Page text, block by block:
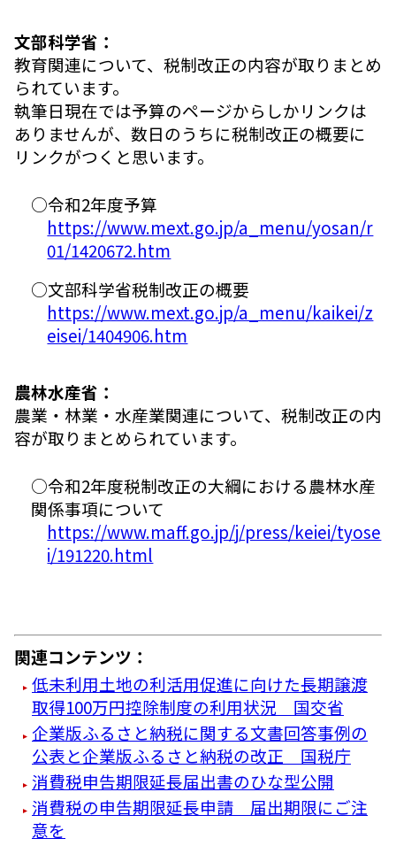
文部科学省：
教育関連について、税制改正の内容が取りまとめ
られています。
執筆日現在では予算のページからしかリンクは
ありませんが、数日のうちに税制改正の概要に
リンクがつくと思います。
○令和2年度予算
https://www.mext.go.jp/a_menu/yosan/r
01/1420672.htm
○文部科学省税制改正の概要
https://www.mext.go.jp/a_menu/kaikei/z
eisei/1404906.htm
農林水産省：
農業・林業・水産業関連について、税制改正の内
容が取りまとめられています。
○令和2年度税制改正の大綱における農林水産
関係事項について
https://www.maff.go.jp/j/press/keiei/tyose
i/191220.html
関連コンテンツ：
低未利用土地の利活用促進に向けた長期譲渡
取得100万円控除制度の利用状況 国交省
企業版ふるさと納税に関する文書回答事例の
公表と企業版ふるさと納税の改正 国税庁
消費税申告期限延長届出書のひな型公開
消費税の申告期限延長申請 届出期限にご注
意を